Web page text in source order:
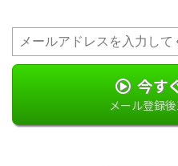
今す
メール登録